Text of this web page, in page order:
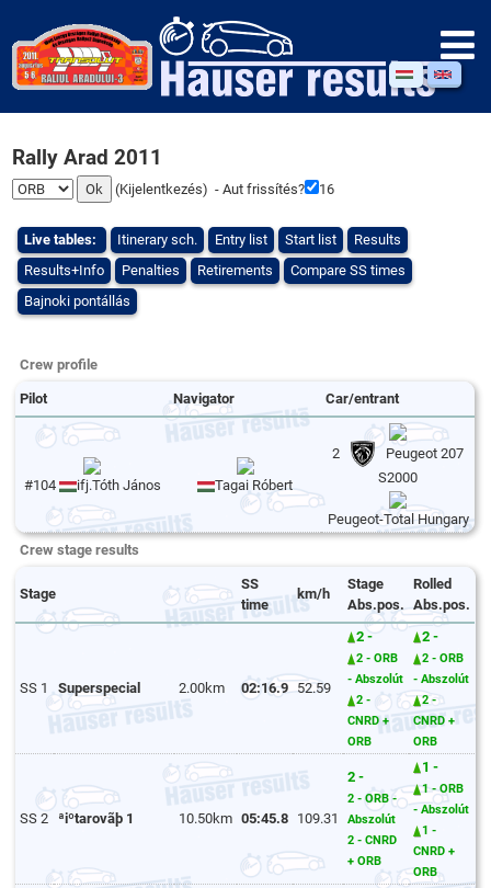
Rally Arad 2011
(Kijelentkezés) - Aut frissítés? 16
Live tables: Itinerary sch. Entry list Start list
Results
Results+Info
Penalties Retirements
Compare SS times
Bajnoki pontállás
Crew profile
Pilot Navigator Car/entrant
#104 ifj.Tóth János Tagai Róbert
2
Peugeot 207
S2000
Peugeot-Total Hungary
Crew stage results
Stage
SS
time
km/h
Stage
Abs.pos.
Rolled
Abs.pos.
SS 1 Superspecial 2.00km 02:16.9 52.59
2 -
2 - ORB
- Abszolút
2 -
CNRD +
ORB
2 -
2 - ORB
- Abszolút
2 -
CNRD +
ORB
SS 2 ªiºtarovãþ 1 10.50km 05:45.8 109.31
2 -
2 - ORB -
Abszolút
2 - CNRD
+ ORB
1 -
1 - ORB
- Abszolút
1 -
CNRD +
ORB